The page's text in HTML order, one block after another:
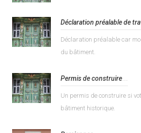
Déclaration préalable de
Déclaration préalable car
du bâtiment.
Permis de construire
Un permis de construire si
bâtiment historique.